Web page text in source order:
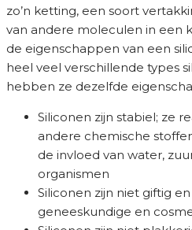
zo’n ketting, een soort
van andere moleculen in een
de eigenschappen van een
heel veel verschillende types
hebben ze dezelfde
Siliconen zijn stabiel; ze
andere chemische
de invloed van water,
organismen
Siliconen zijn niet giftig
geneeskundige en